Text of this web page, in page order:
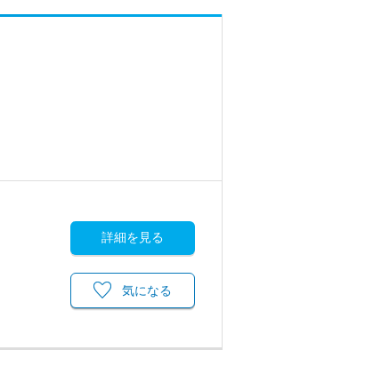
詳細を見る
気になる